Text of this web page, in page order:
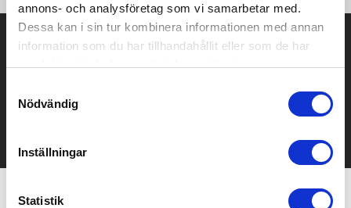
annons- och analysföretag som vi samarbetar med.
Dessa kan i sin tur kombinera informationen med annan
information som du har tillhandahållit eller som de har
samlat in när du har använt deras tjänster.
Nödvändig
Inställningar
Statistik
Prisuppgift på mailen?
Kontakta oss här för att få förslag på produkt och pris över
Det går också utmärkt att bara ställa frågor!